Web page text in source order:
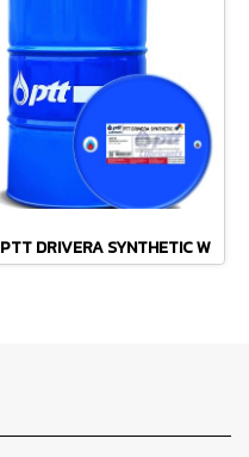
PTT DRIVERA SYNTHETIC W